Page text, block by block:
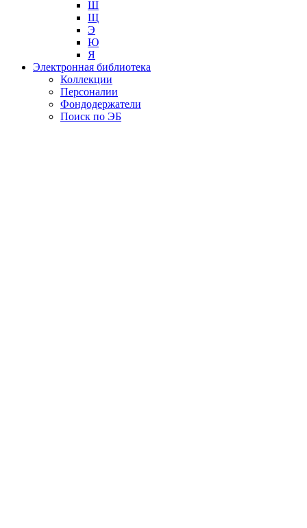
Ш
Щ
Э
Ю
Я
Электронная библиотека
Коллекции
Персоналии
Фондодержатели
Поиск по ЭБ